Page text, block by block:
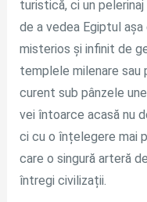
turistică, ci un
de a vedea Egiptul
misterios și infinit de
templele milenare sau
curent sub pânzele
vei întoarce acasă nu
ci cu o înțelegere mai
care o singură arteră
întregi civilizații.